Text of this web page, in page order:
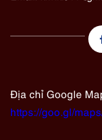
Địa chỉ Google
https://goo.gl/